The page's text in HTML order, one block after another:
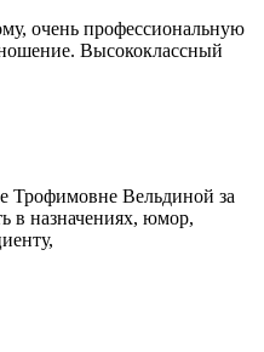
очень профессиональную
Высококлассный
Трофимовне Вельдиной за
в назначениях, юмор,